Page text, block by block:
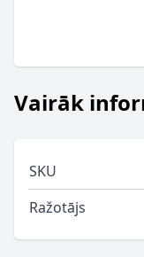
Vairāk
SKU
Ražotājs